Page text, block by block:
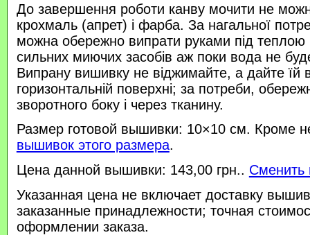
До завершення роботи канву мочити не
крохмаль (апрет) і фарба. За нагальної
можна обережно випрати руками під
сильних миючих засобів аж поки вода не
Випрану вишивку не віджимайте, а дайте їй
горизонтальній поверхні; за потреби,
зворотного боку і через тканину.
Размер готовой вышивки: 10×10 см. Кроме
вышивок этого размера.
Цена данной вышивки: 143,00 грн.. Сменить
Указанная цена не включает доставку
заказанные принадлежности; точная
оформлении заказа.